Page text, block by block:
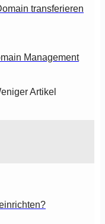
transferieren
Management
Artikel